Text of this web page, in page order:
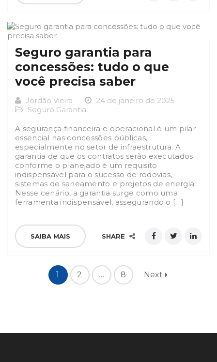
Seguro garantia para
concessões: tudo o que
você precisa saber
Jordão Vieira
24 de janeiro de 2025
Seguro Garantia
A segurança financeira e operacional é um pilar
essencial nas concessões públicas,
especialmente no setor de infraestrutura. A
garantia de que os contratos serão executados
conforme o planejado é um requisito
indispensável para o sucesso de rodovias,
sistemas de saneamento e projetos de energia.
Nesse cenário, a garantia surge como uma
ferramenta indispensável, assegurando o […]
SAIBA MAIS SHARE
1 2 … 8 Next